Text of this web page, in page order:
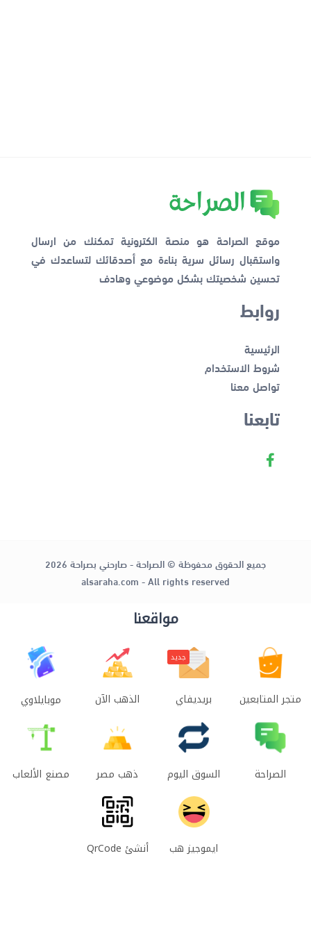
موقع الصراحة هو منصة الكترونية تمكنك من ارسال
واستقبال رسائل سرية بناءة مع أصدقائك لتساعدك في
تحسين شخصيتك بشكل موضوعي وهادف
روابط
الرئيسية
شروط الاستخدام
تواصل معنا
تابعنا
جميع الحقوق محفوظة © الصراحة - صارحني بصراحة 2026
alsaraha.com - All rights reserved